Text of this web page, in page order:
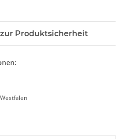
Produktsicherheit